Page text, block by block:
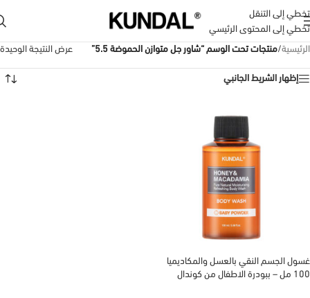
تخطي إلى التنقل
تخطي إلى المحتوى الرئيسي
الرئيسية/منتجات تحت الوسم “شاور جل متوازن الحموضة 5.5” عرض النتيجة الوحيدة
إظهار الشريط الجانبي
غسول الجسم النقي بالعسل والمكاديميا
100 مل – ببودرة الاطفال من كوندال